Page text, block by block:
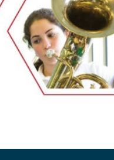
Salle à manger
Coiffure et